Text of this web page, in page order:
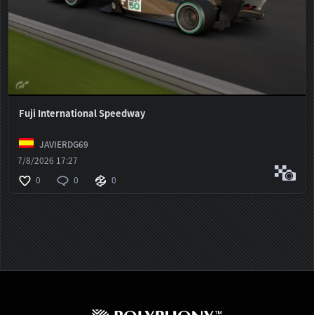
Fuji International Speedway
JAVIERDG69
7/8/2026 17:27
0
0 0